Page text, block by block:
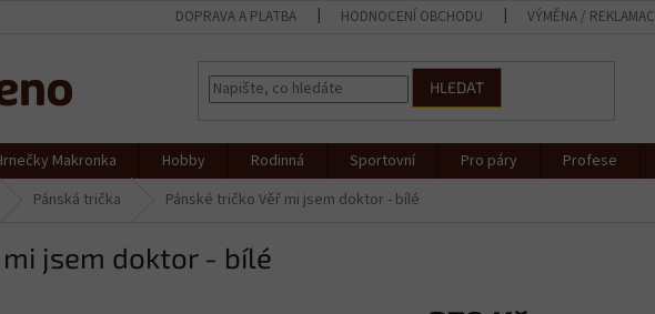
DOPRAVA A PLATBA HODNOCENÍ OBCHODU VÝMĚNA /
HLEDAT
Makronka Hobby Rodinná Sportovní Pro páry Profese
Pánská trička Pánské tričko Věř mi jsem doktor - bílé
mi jsem doktor - bílé